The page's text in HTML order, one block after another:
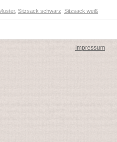
, Sitzsack schwarz Sitzsack weiß
Impressum